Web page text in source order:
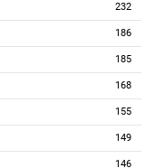
232
186
185
168
155
149
146